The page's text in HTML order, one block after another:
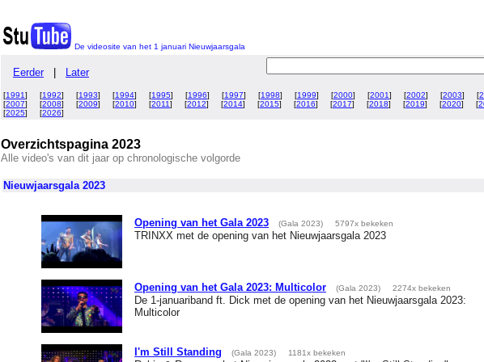
De videosite van het 1 januari Nieuwjaarsgala
Eerder Later
[1991] [1992] [1993] [1994] [1995] [1996] [1997] [1998] [1999] [2000] [2001] [2002] [2003] [
[2007] [2008] [2009] [2010] [2011] [2012] [2014] [2015] [2016] [2017] [2018] [2019] [2020] [
[2025] [2026]
Overzichtspagina 2023
Alle video's van dit jaar op chronologische volgorde
Nieuwjaarsgala 2023
Opening van het Gala 2023 (Gala 2023) 5797x bekeken
TRINXX met de opening van het Nieuwjaarsgala 2023
Opening van het Gala 2023: Multicolor (Gala 2023) 2274x bekeken
De 1-januariband ft. Dick met de opening van het Nieuwjaarsgala 2023:
Multicolor
I'm Still Standing (Gala 2023) 1181x bekeken